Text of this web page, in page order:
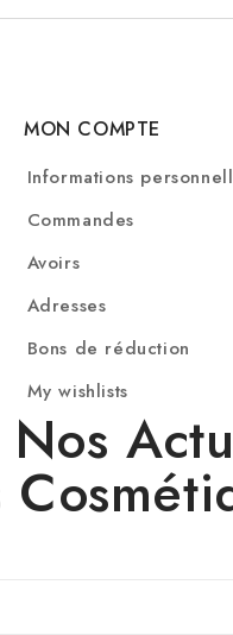
MON COMPTE
Informations
Commandes
Avoirs
Adresses
Bons de réduction
My wishlists